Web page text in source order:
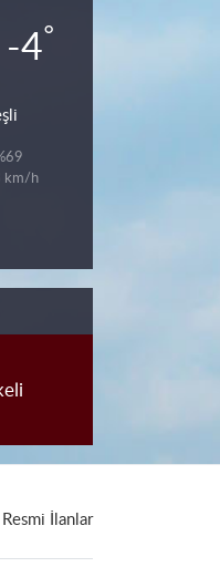
-4°
km/h
Resmi İlanlar